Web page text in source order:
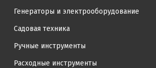
Генераторы и электрооборудование
Садовая техника
Ручные инструменты
Расходные инструменты